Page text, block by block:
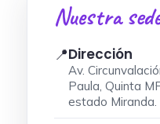
Nuestra
📍Dirección
Av.
Paula, Quinta
estado Miranda.